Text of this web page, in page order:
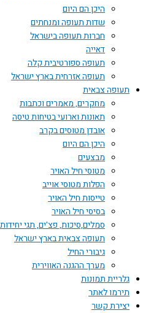
היכן הם היום
שדות תעופה ומנחתים
חברות תעופה בישראל
דאייה
תעופה ספורטיבית קלה
תעופה אזרחית בארץ ישראל
תעופה צבאית
מחקרים, מאמרים וכתבות
תאונות וארועי בטיחות טיסה
אובדן מטוסים בקרב
היכן הם היום
מבצעים
מטוסי חיל האויר
הפלות מטוסי אוייב
טייסות חיל האויר
בסיסי חיל האויר
סמלים,סיכות, פצ'ים, תגי
תעופה צבאית בארץ ישראל
גיבורי החיל
מערך ההגנה האווירית
גלריית תמונות
תירמו לאתר
יצירת קשר